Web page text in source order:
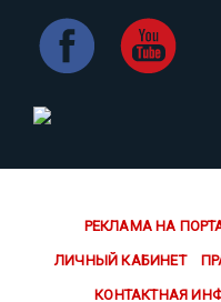
РЕКЛАМА НА
ЛИЧНЫЙ КАБИНЕТ
КОНТАКТНАЯ